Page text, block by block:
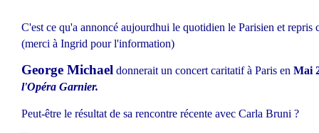
C'est ce qu'a annoncé aujourdhui le quotidien le Parisien et repris
(merci à Ingrid pour l'information)
George Michael donnerait un concert caritatif à Paris en Mai
l'Opéra Garnier.
Peut-être le résultat de sa rencontre récente avec Carla Bruni ?